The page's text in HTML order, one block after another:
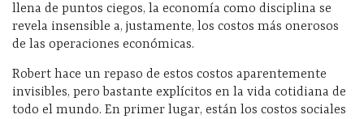
llena de puntos ciegos, la economía como disciplina se
revela insensible a, justamente, los costos más onerosos
de las operaciones económicas.
Robert hace un repaso de estos costos aparentemente
invisibles, pero bastante explícitos en la vida cotidiana de
todo el mundo. En primer lugar, están los costos sociales